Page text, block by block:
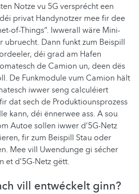
Notze vu 5G versprécht een
privat Handynotzer mee fir dee
of-Things“. Iwwerall wäre Mini-
ubruecht. Dann funkt zum Beispill
déi grad am Hafen
de Camion un, deen dës
De Funkmodule vum Camion hält
iwwer seng calculéiert
dat sech de Produktiounsprozess
kann, déi ënnerwee ass. A sou
Autoe sollen iwwer d‘5G-Netz
fir zum Beispill Stau oder
Mee vill Uwendunge gi sécher
et d’5G-Netz gëtt.
vill entwéckelt ginn?